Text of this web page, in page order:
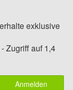
exklusive
Zugriff auf 1,4
Anmelden